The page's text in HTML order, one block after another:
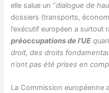
elle salue un “dialogue de
dossiers (transports,
l’exécutif européen a surtout
préoccupations de l’UE
droit, des droits
n’ont pas été prises en
La Commission européenne